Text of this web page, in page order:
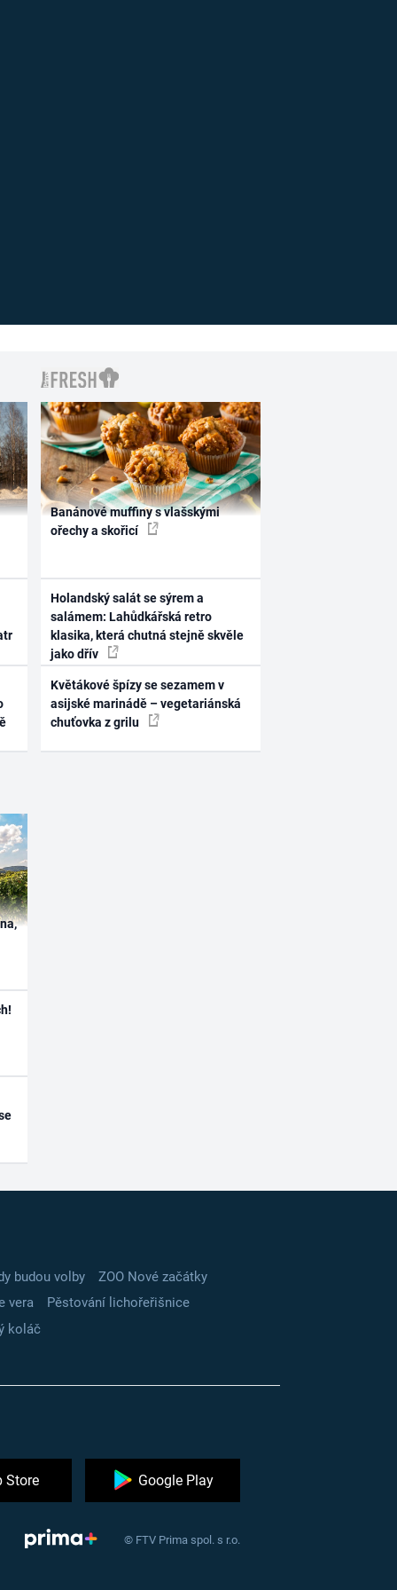
Banánové muffiny s vlašskými
ořechy a skořicí
Holandský salát se sýrem a
salámem: Lahůdkářská retro
klasika, která chutná stejně skvěle
jako dřív
Květákové špízy se sezamem v
asijské marinádě – vegetariánská
chuťovka z grilu
budou volby
ZOO Nové začátky
vera
Pěstování lichořeřišnice
koláč
Store Google Play
© FTV Prima spol. s r.o.